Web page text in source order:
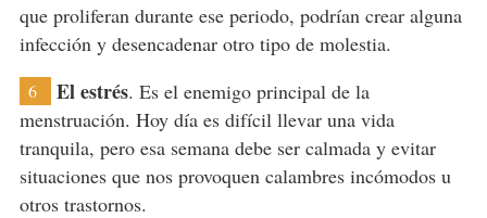
que proliferan durante ese periodo, podrían crear alguna
infección y desencadenar otro tipo de molestia.
6 El estrés. Es el enemigo principal de la
menstruación. Hoy día es difícil llevar una vida
tranquila, pero esa semana debe ser calmada y evitar
situaciones que nos provoquen calambres incómodos u
otros trastornos.